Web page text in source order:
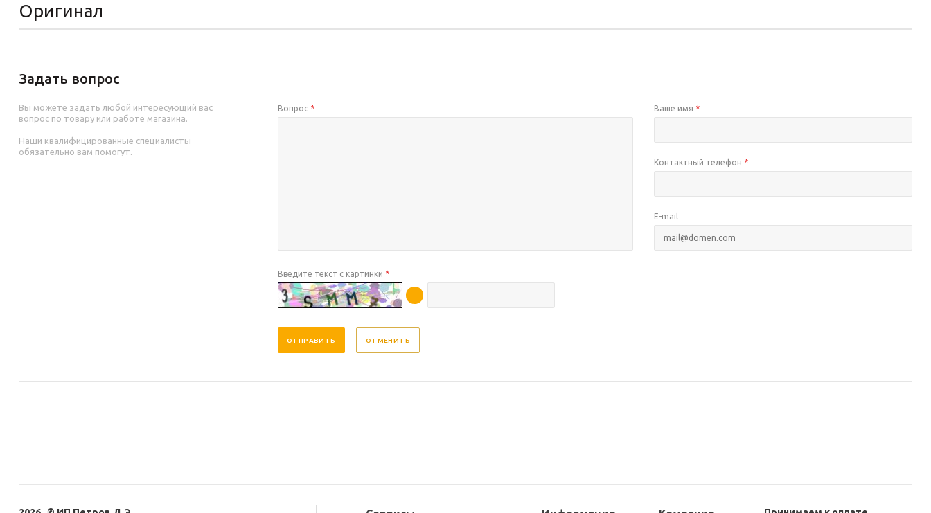
Оригинал
Задать вопрос
Вы можете задать любой интересующий вас
вопрос по товару или работе магазина.
Наши квалифицированные специалисты
обязательно вам помогут.
Вопрос * Ваше имя *
Контактный телефон *
E-mail
Введите текст с картинки *
ОТМЕНИТЬ